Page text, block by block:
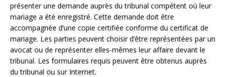
présenter une demande auprès du tribunal compétent où leur
mariage a été enregistré. Cette demande doit être
accompagnée d’une copie certifiée conforme du certificat de
mariage. Les parties peuvent choisir d’être représentées par un
avocat ou de représenter elles-mêmes leur affaire devant le
tribunal. Les formulaires requis peuvent être obtenus auprès
du tribunal ou sur Internet.